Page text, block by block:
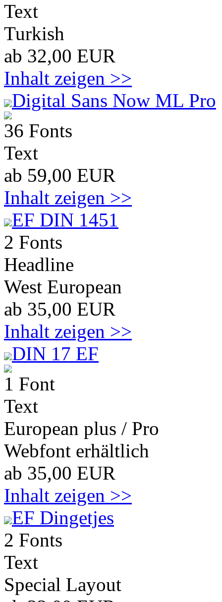
Text
Turkish
ab 32,00 EUR
Inhalt zeigen >>
Digital Sans Now ML Pro
36 Fonts
Text
ab 59,00 EUR
Inhalt zeigen >>
EF DIN 1451
2 Fonts
Headline
West European
ab 35,00 EUR
Inhalt zeigen >>
DIN 17 EF
1 Font
Text
European plus / Pro
Webfont erhältlich
ab 35,00 EUR
Inhalt zeigen >>
EF Dingetjes
2 Fonts
Text
Special Layout